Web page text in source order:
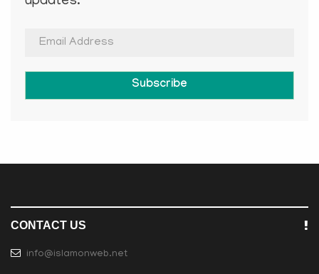
Subscribe
CONTACT US
info@islamonweb.net